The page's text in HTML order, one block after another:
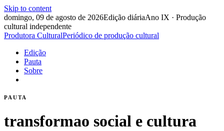
Skip to content
domingo, 09 de agosto de 2026Edição diáriaAno IX · Produção
cultural independente
Produtora CulturalPeriódico de produção cultural
Edição
Pauta
Sobre
PAUTA
transformao social e cultura